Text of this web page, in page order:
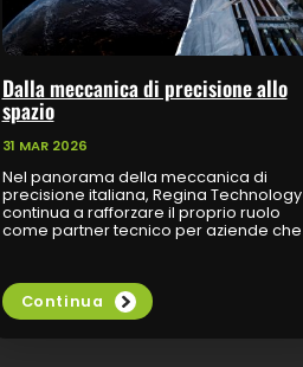
Dalla meccanica di precisione allo
spazio
31 MAR 2026
Nel panorama della meccanica di
precisione italiana, Regina Technology
continua a rafforzare il proprio ruolo
come partner tecnico per aziende che
Continua